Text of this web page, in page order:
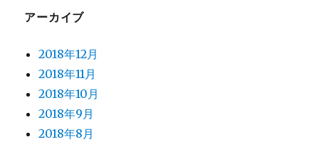
アーカイブ
2018年12月
2018年11月
2018年10月
2018年9月
2018年8月